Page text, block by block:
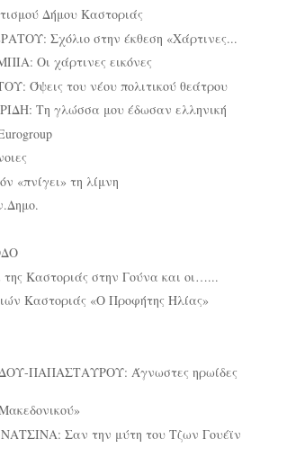
Δήμου Καστοριάς
Σχόλιο στην έκθεση «Χάρτινες...
Οι χάρτινες εικόνες
Όψεις του νέου πολιτικού θεάτρου
Τη γλώσσα μου έδωσαν ελληνική
«πνίγει» τη λίμνη
Καστοριάς στην Γούνα και οι…...
Καστοριάς «Ο Προφήτης Ηλίας»
ΠΑΠΑΣΤΑΥΡΟΥ: Άγνωστες ηρωίδες
Σαν την μύτη του Τζων Γουέϊν